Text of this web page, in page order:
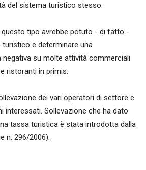
del sistema turistico stesso.
questo tipo avrebbe potuto - di fatto -
e determinare una
su molte attività commerciali
ristoranti in primis.
dei vari operatori di settore e
interessati. Sollevazione che ha dato
tassa turistica è stata introdotta dalla
n. 296/2006).